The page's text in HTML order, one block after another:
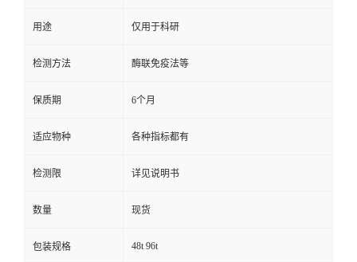
用途 仅用于科研
检测方法 酶联免疫法等
保质期 6个月
适应物种 各种指标都有
检测限 详见说明书
数量 现货
包装规格 48t 96t